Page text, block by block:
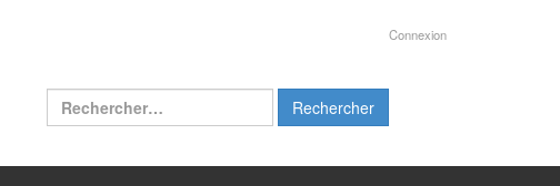
Connexion
Rechercher :